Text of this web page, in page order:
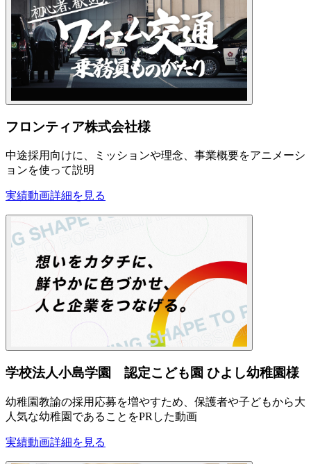
フロンティア株式会社様
中途採用向けに、ミッションや理念、事業概要をアニメーシ
ョンを使って説明
実績動画詳細を見る
学校法人小島学園 認定こども園 ひよし幼稚園様
幼稚園教諭の採用応募を増やすため、保護者や子どもから大
人気な幼稚園であることをPRした動画
実績動画詳細を見る